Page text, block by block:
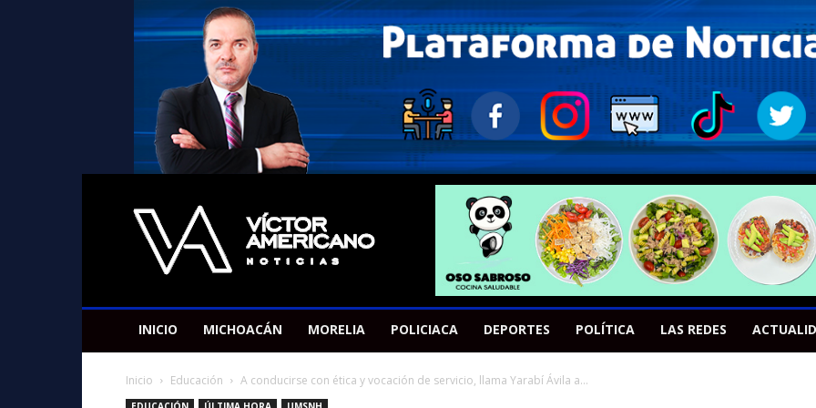
Americano
Victor
INICIO MICHOACÁN MORELIA POLICIACA DEPORTES POLÍTICA LAS REDES
Inicio Educación A conducirse con ética y vocación de servicio, llama Yarabí Ávila a...